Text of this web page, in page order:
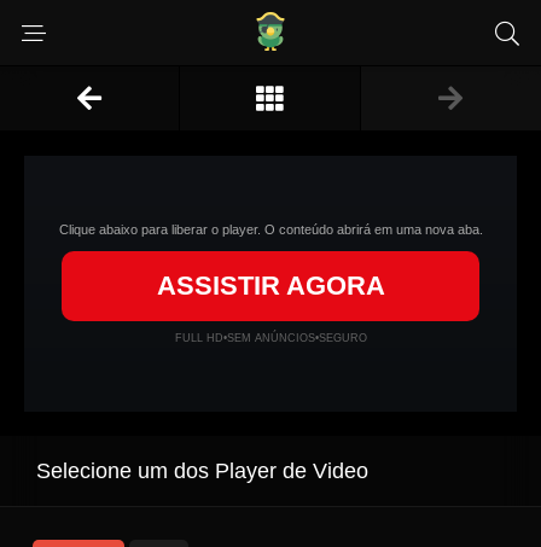
Clique abaixo para liberar o player. O conteúdo abrirá em uma nova aba.
ASSISTIR AGORA
FULL HD•SEM ANÚNCIOS•SEGURO
Selecione um dos Player de Video